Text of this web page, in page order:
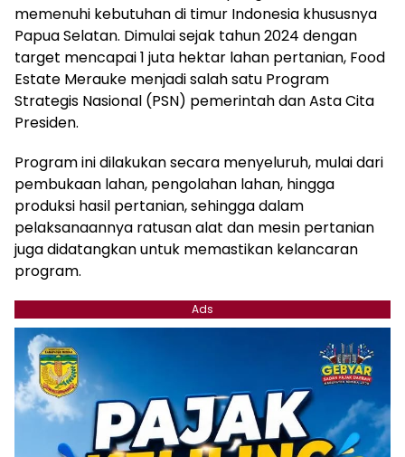
memenuhi kebutuhan di timur Indonesia khususnya
Papua Selatan. Dimulai sejak tahun 2024 dengan
target mencapai 1 juta hektar lahan pertanian, Food
Estate Merauke menjadi salah satu Program
Strategis Nasional (PSN) pemerintah dan Asta Cita
Presiden.
Program ini dilakukan secara menyeluruh, mulai dari
pembukaan lahan, pengolahan lahan, hingga
produksi hasil pertanian, sehingga dalam
pelaksanaannya ratusan alat dan mesin pertanian
juga didatangkan untuk memastikan kelancaran
program.
Ads